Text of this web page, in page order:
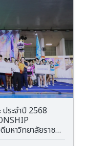
ระจำปี 2568